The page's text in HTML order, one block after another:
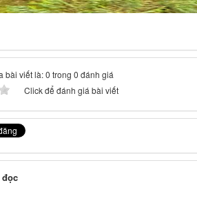
bài viết là: 0 trong 0 đánh giá
Click để đánh giá bài viết